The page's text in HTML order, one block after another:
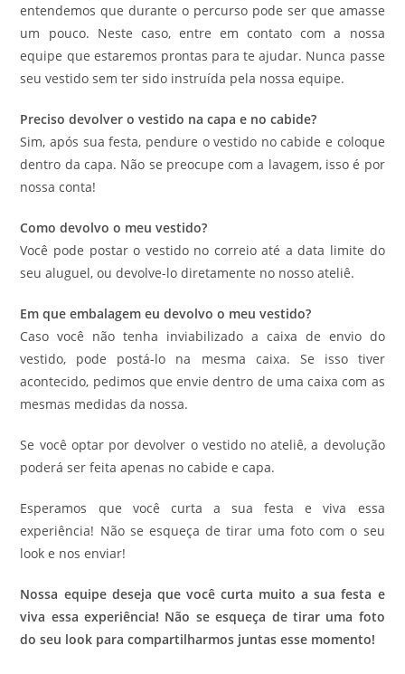
entendemos que durante o percurso pode ser que amasse
um pouco. Neste caso, entre em contato com a nossa
equipe que estaremos prontas para te ajudar. Nunca passe
seu vestido sem ter sido instruída pela nossa equipe.
Preciso devolver o vestido na capa e no cabide?
Sim, após sua festa, pendure o vestido no cabide e coloque
dentro da capa. Não se preocupe com a lavagem, isso é por
nossa conta!
Como devolvo o meu vestido?
Você pode postar o vestido no correio até a data limite do
seu aluguel, ou devolve-lo diretamente no nosso ateliê.
Em que embalagem eu devolvo o meu vestido?
Caso você não tenha inviabilizado a caixa de envio do
vestido, pode postá-lo na mesma caixa. Se isso tiver
acontecido, pedimos que envie dentro de uma caixa com as
mesmas medidas da nossa.
Se você optar por devolver o vestido no ateliê, a devolução
poderá ser feita apenas no cabide e capa.
Esperamos que você curta a sua festa e viva essa
experiência! Não se esqueça de tirar uma foto com o seu
look e nos enviar!
Nossa equipe deseja que você curta muito a sua festa e
viva essa experiência! Não se esqueça de tirar uma foto
do seu look para compartilharmos juntas esse momento!